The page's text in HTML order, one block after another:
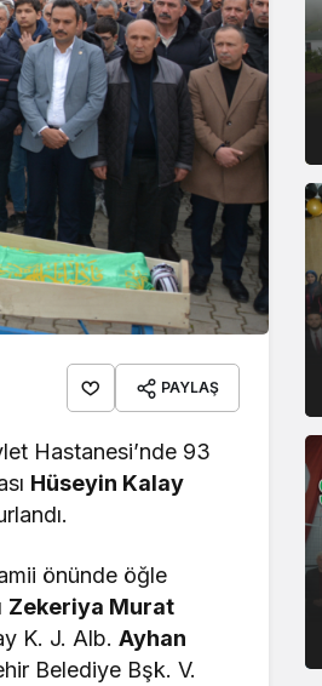
PAYLAŞ
Hastanesi’nde 93
Hüseyin Kalay
önünde öğle
Zekeriya Murat
K. J. Alb.Ayhan
Belediye Bşk. V.